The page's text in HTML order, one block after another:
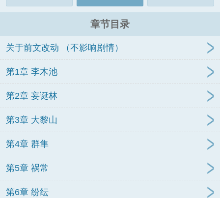
章节目录
关于前文改动 （不影响剧情）
第1章 李木池
第2章 妄诞林
第3章 大黎山
第4章 群隼
第5章 祸常
第6章 纷纭